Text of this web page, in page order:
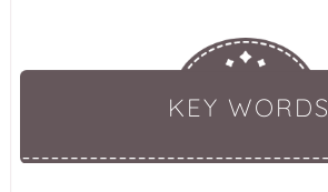
KEY WORDS